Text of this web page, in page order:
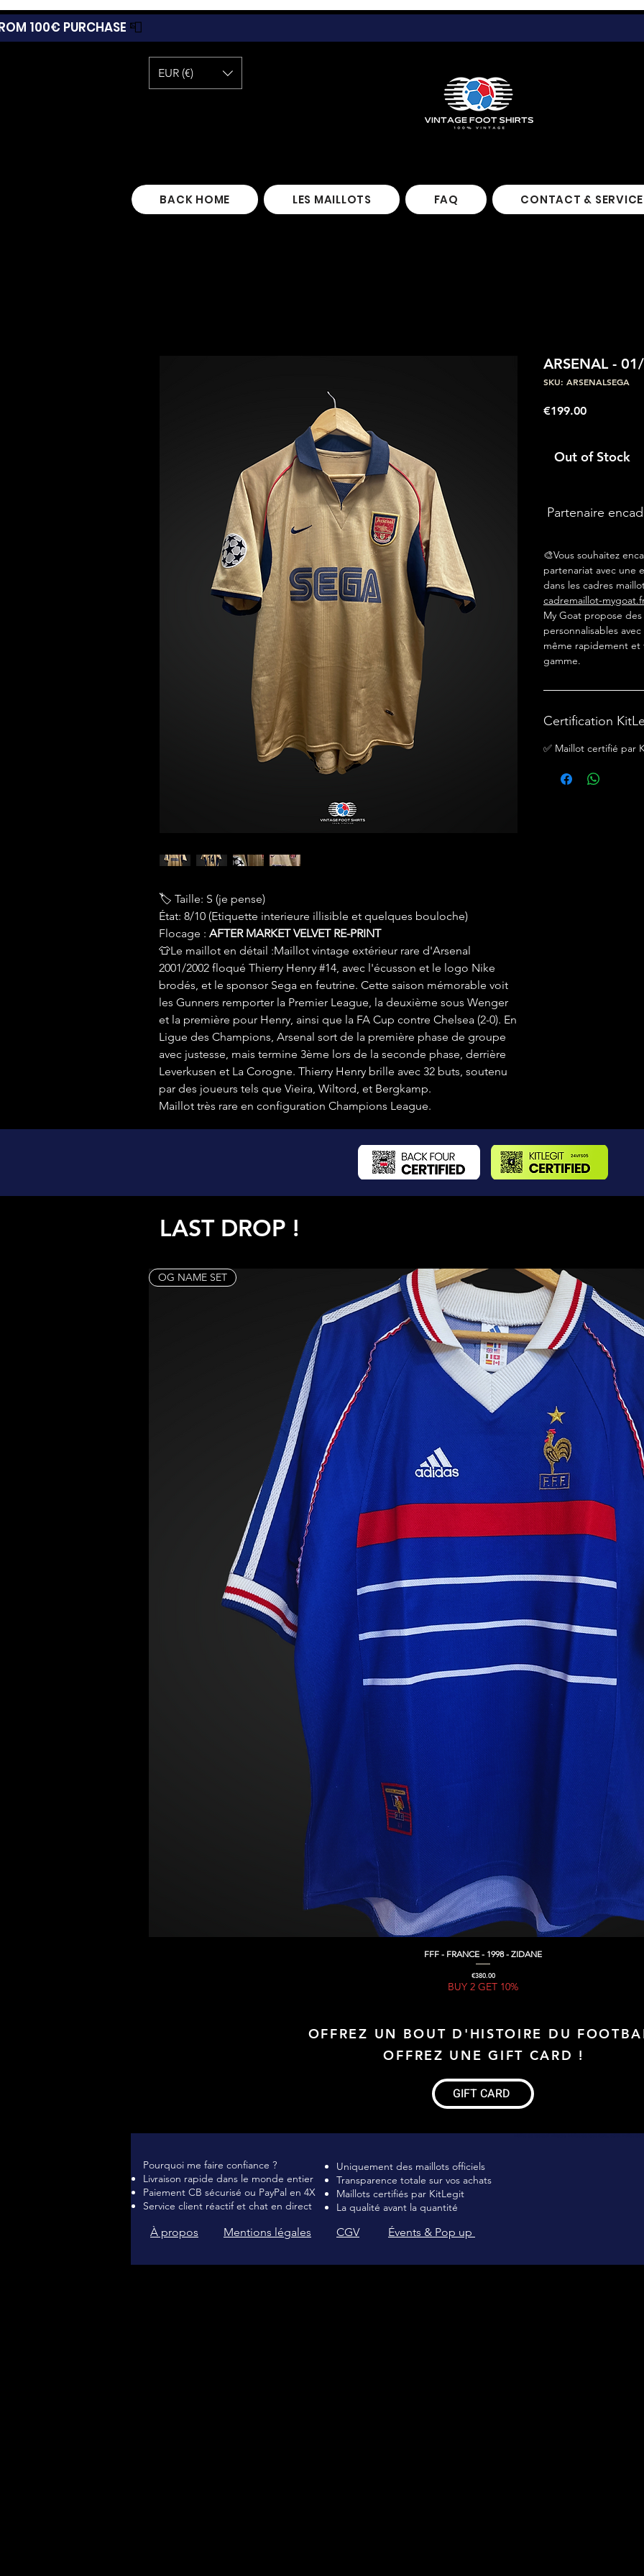
100€ PURCHASE 📮
EUR (€)
BACK HOME LES MAILLOTS FAQ CONTACT &
🏷 Taille: S (je pense)
État: 8/10 (Etiquette interieure illisible et quelques bouloche)
Flocage : AFTER MARKET VELVET RE-PRINT
👕Le maillot en détail :Maillot vintage extérieur rare d'Arsenal
2001/2002 floqué Thierry Henry #14, avec l'écusson et le logo Nike
brodés, et le sponsor Sega en feutrine. Cette saison mémorable voit
les Gunners remporter la Premier League, la deuxième sous Wenger
et la première pour Henry, ainsi que la FA Cup contre Chelsea (2-0). En
Ligue des Champions, Arsenal sort de la première phase de groupe
avec justesse, mais termine 3ème lors de la seconde phase, derrière
Leverkusen et La Corogne. Thierry Henry brille avec 32 buts, soutenu
par des joueurs tels que Vieira, Wiltord, et Bergkamp.
Maillot très rare en configuration Champions League.
ARSENAL -
SKU: ARSENALSEGA
€199.00Price
Out of Stock
Partenaire
🎨Vous souhaitez
partenariat avec une
dans les cadres
cadremaillot-
My Goat propose
personnalisables
même rapidement
gamme.
Certification
✅ Maillot certifié par
LAST DROP !
Quick View
OG NAME SET
FFF - FRANCE - 1998 - ZIDANE
Price
€380.00
BUY 2 GET 10%
OFFREZ UN BOUT D'HISTOIRE DU
OFFREZ UNE GIFT CARD !
GIFT CARD
Pourquoi me faire confiance ?
Livraison rapide dans le monde entier
Paiement CB sécurisé ou PayPal en 4X
Service client réactif et chat en direct
Uniquement des maillots officiels
Transparence totale sur vos achats
Maillots certifiés par KitLegit
La qualité avant la quantité
À propos Mentions légales CGV Évents & Pop up